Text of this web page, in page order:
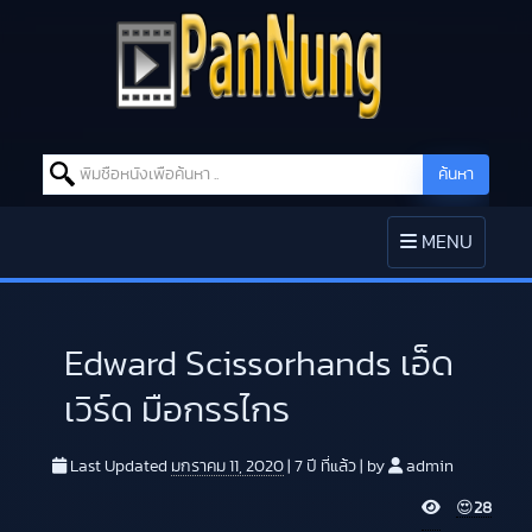
Search for: ค้นหา
TOGGLE
NAVIGATION
MENU
Edward Scissorhands เอ็ด
เวิร์ด มือกรรไกร
Last Updated มกราคม 11, 2020 7 ปี ที่แล้ว by admin
V 😍28